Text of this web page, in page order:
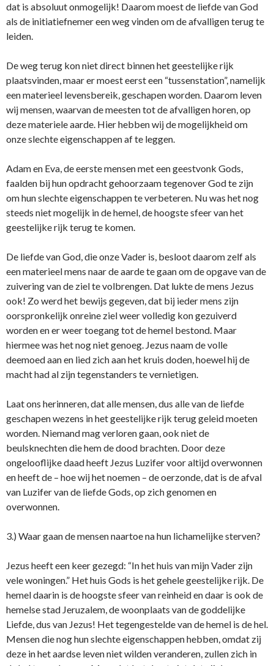
dat is absoluut onmogelijk! Daarom moest de liefde van God
als de initiatiefnemer een weg vinden om de afvalligen terug te
leiden.
De weg terug kon niet direct binnen het geestelijke rijk
plaatsvinden, maar er moest eerst een “tussenstation”, namelijk
een materieel levensbereik, geschapen worden. Daarom leven
wij mensen, waarvan de meesten tot de afvalligen horen, op
deze materiele aarde. Hier hebben wij de mogelijkheid om
onze slechte eigenschappen af te leggen.
Adam en Eva, de eerste mensen met een geestvonk Gods,
faalden bij hun opdracht gehoorzaam tegenover God te zijn
om hun slechte eigenschappen te verbeteren. Nu was het nog
steeds niet mogelijk in de hemel, de hoogste sfeer van het
geestelijke rijk terug te komen.
De liefde van God, die onze Vader is, besloot daarom zelf als
een materieel mens naar de aarde te gaan om de opgave van de
zuivering van de ziel te volbrengen. Dat lukte de mens Jezus
ook! Zo werd het bewijs gegeven, dat bij ieder mens zijn
oorspronkelijk onreine ziel weer volledig kon gezuiverd
worden en er weer toegang tot de hemel bestond. Maar
hiermee was het nog niet genoeg. Jezus naam de volle
deemoed aan en lied zich aan het kruis doden, hoewel hij de
macht had al zijn tegenstanders te vernietigen.
Laat ons herinneren, dat alle mensen, dus alle van de liefde
geschapen wezens in het geestelijke rijk terug geleid moeten
worden. Niemand mag verloren gaan, ook niet de
beulsknechten die hem de dood brachten. Door deze
ongelooflijke daad heeft Jezus Luzifer voor altijd overwonnen
en heeft de – hoe wij het noemen – de oerzonde, dat is de afval
van Luzifer van de liefde Gods, op zich genomen en
overwonnen.
3.) Waar gaan de mensen naartoe na hun lichamelijke sterven?
Jezus heeft een keer gezegd: “In het huis van mijn Vader zijn
vele woningen.” Het huis Gods is het gehele geestelijke rijk. De
hemel daarin is de hoogste sfeer van reinheid en daar is ook de
hemelse stad Jeruzalem, de woonplaats van de goddelijke
Liefde, dus van Jezus! Het tegengestelde van de hemel is de hel.
Mensen die nog hun slechte eigenschappen hebben, omdat zij
deze in het aardse leven niet wilden veranderen, zullen zich in